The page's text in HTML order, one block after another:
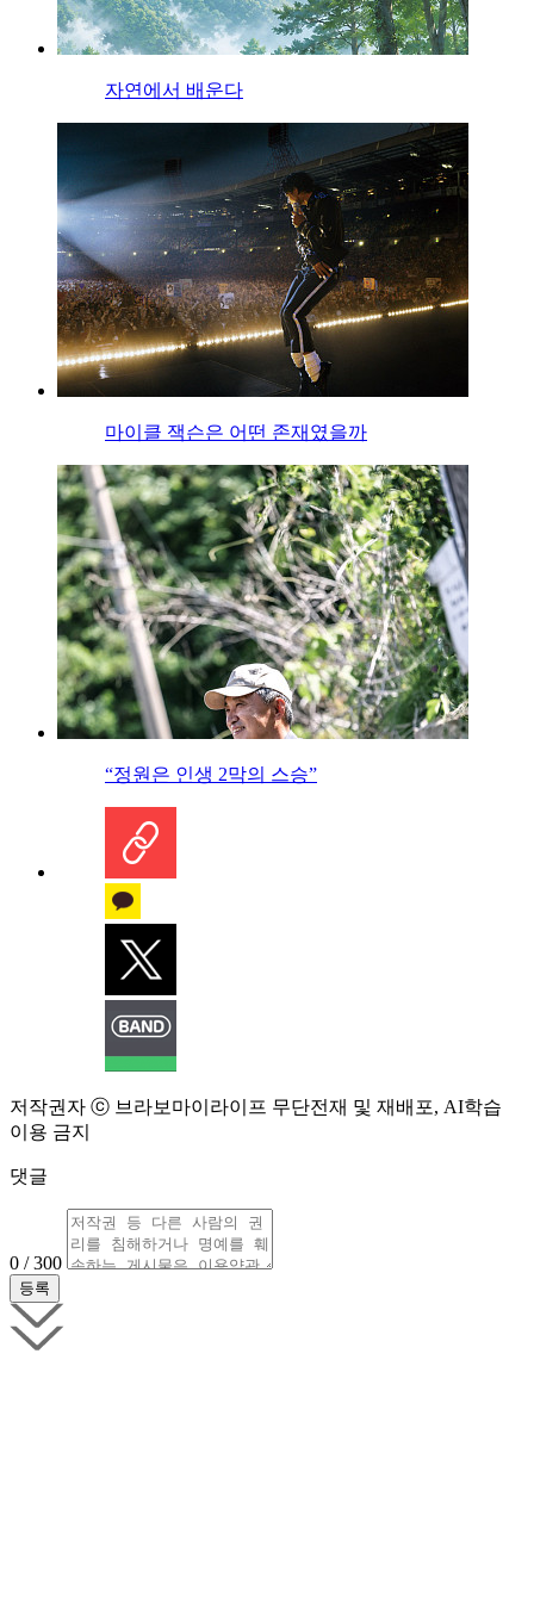
자연에서 배운다
마이클 잭슨은 어떤 존재였을까
“정원은 인생 2막의 스승”
저작권자 ⓒ 브라보마이라이프 무단전재 및 재배포, AI학습
이용 금지
댓글
0 / 300